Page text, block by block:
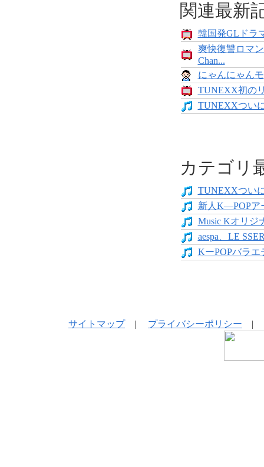
関連最新
韓国発GLドラ
爽快復讐ロマ
Chan...
にゃんにゃん
TUNEXX初の
TUNEXXつい
カテゴリ
TUNEXXつい
新人K―POPア
Music Kオリジ
aespa、LE
KーPOPバラエ
サイトマップ| プライバシーポリシー